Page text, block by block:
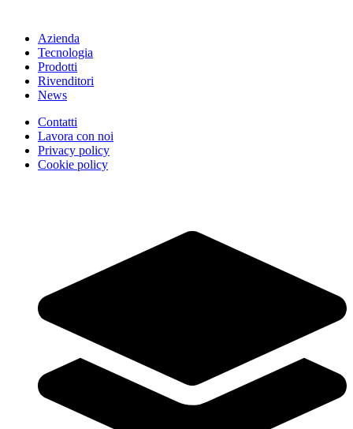
Azienda
Tecnologia
Prodotti
Rivenditori
News
Contatti
Lavora con noi
Privacy policy
Cookie policy